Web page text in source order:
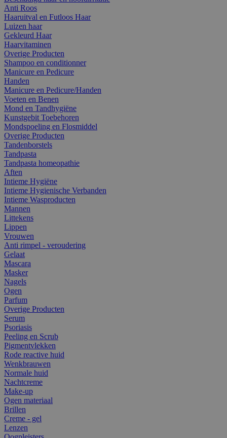
Anti Roos
Haaruitval en Futloos Haar
Luizen haar
Gekleurd Haar
Haarvitaminen
Overige Producten
Shampoo en conditionner
Manicure en Pedicure
Handen
Manicure en Pedicure/Handen
Voeten en Benen
Mond en Tandhygiëne
Kunstgebit Toebehoren
Mondspoeling en Flosmiddel
Overige Producten
Tandenborstels
Tandpasta
Tandpasta homeopathie
Aften
Intieme Hygiëne
Intieme Hygienische Verbanden
Intieme Wasproducten
Mannen
Littekens
Lippen
Vrouwen
Anti rimpel - veroudering
Gelaat
Mascara
Masker
Nagels
Ogen
Parfum
Overige Producten
Serum
Psoriasis
Peeling en Scrub
Pigmentvlekken
Rode reactive huid
Wenkbrauwen
Normale huid
Nachtcreme
Make-up
Ogen materiaal
Brillen
Creme - gel
Lenzen